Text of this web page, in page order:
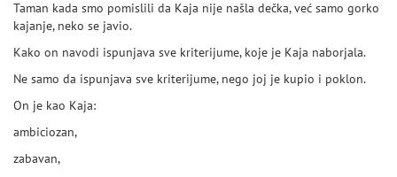
Taman kada smo pomislili da Kaja nije našla dečka, već samo gorko
kajanje, neko se javio.
Kako on navodi ispunjava sve kriterijume, koje je Kaja naborjala.
Ne samo da ispunjava sve kriterijume, nego joj je kupio i poklon.
On je kao Kaja:
ambiciozan,
zabavan,